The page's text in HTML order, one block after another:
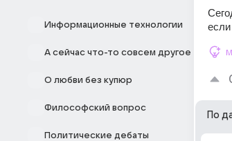
Информационные технологии
А сейчас что-то совсем другое
О любви без купюр
Философский вопрос
Политические дебаты
По